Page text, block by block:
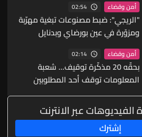
أمن وقضاء 02:54
"الريجي": ضبط مصنوعات تبغية مهرّبة
ومزوّرة في عين بورضاي وبدنايل
والفرزل
أمن وقضاء 02:14
بحقّه 20 مذكّرة توقيف... شعبة
المعلومات توقف أحد المطلوبين
الخطيرين
عبر الانترنت
إشترك